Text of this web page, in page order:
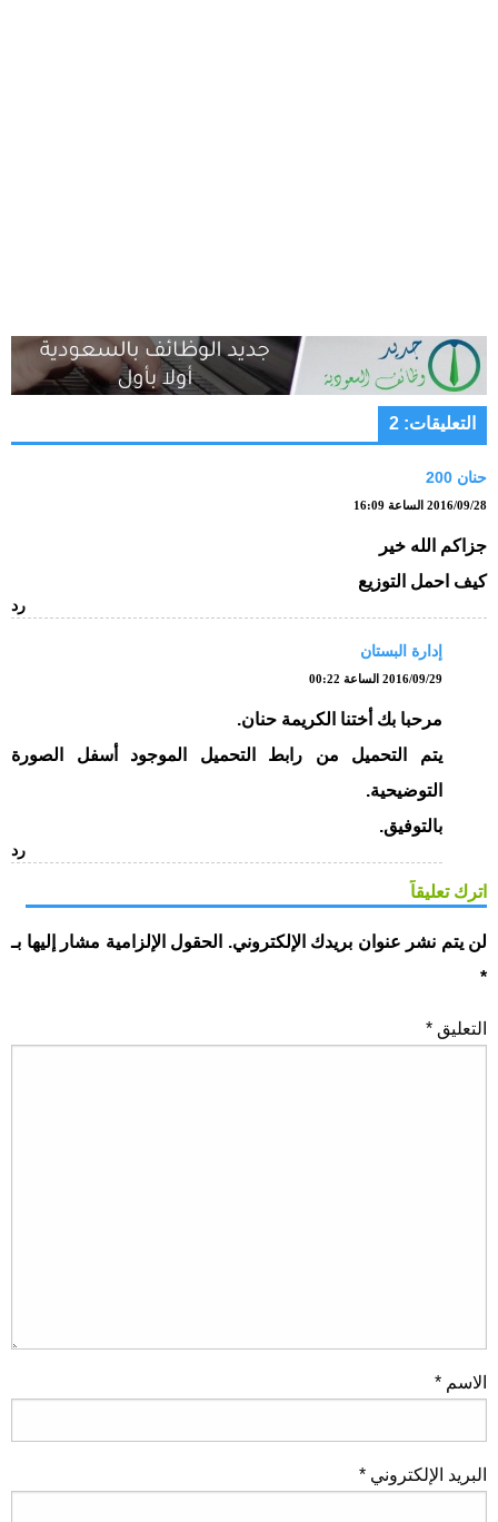
التعليقات: 2
حنان 200
2016/09/28 الساعة 16:09
جزاكم الله خير
كيف احمل التوزيع
رد
إدارة البستان
2016/09/29 الساعة 00:22
مرحبا بك أختنا الكريمة حنان.
يتم التحميل من رابط التحميل الموجود أسفل الصورة
التوضيحية.
بالتوفيق.
رد
اترك تعليقاً
لن يتم نشر عنوان بريدك الإلكتروني.
الحقول الإلزامية مشار إليها بـ
*
التعليق *
الاسم *
البريد الإلكتروني *